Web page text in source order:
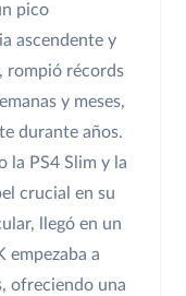
pico
ascendente y
rompió récords
y meses,
durante años.
la PS4 Slim y la
crucial en su
llegó en un
empezaba a
ofreciendo una